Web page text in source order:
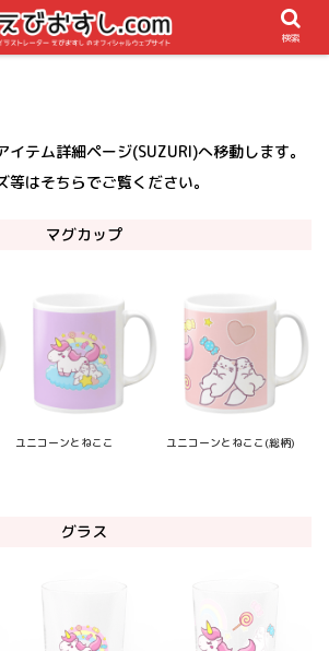
テム詳細ページ(SUZURI)へ移動します。
はそちらでご覧ください。
マグカップ
ユニコーンとねここ ユニコーンとねここ(総柄)
グラス
検索